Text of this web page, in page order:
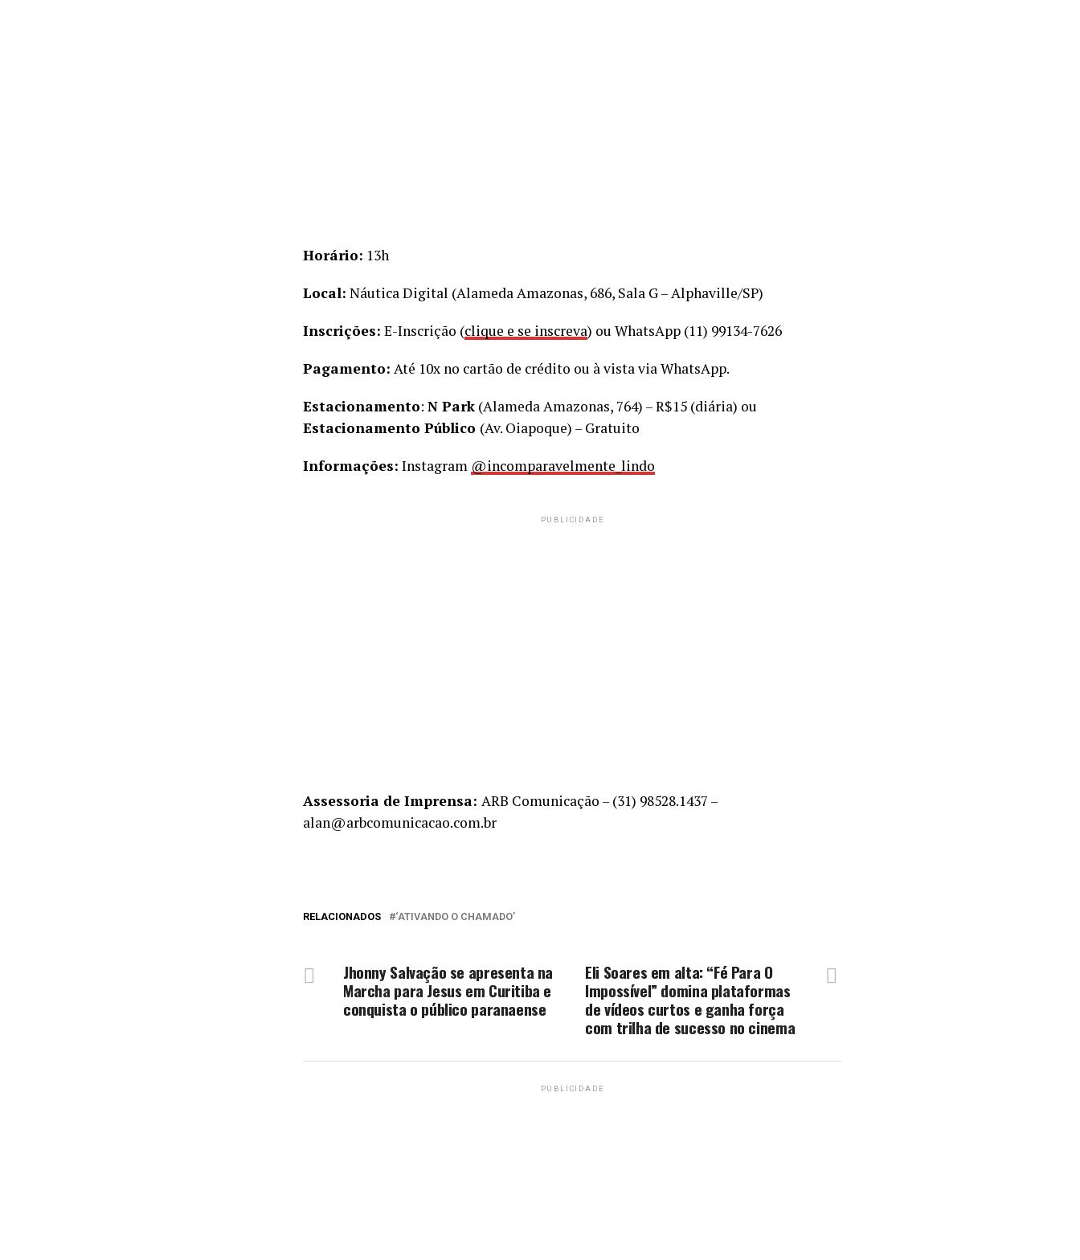
Horário: 13h
Local: Náutica Digital (Alameda Amazonas, 686, Sala G – Alphaville/SP)
Inscrições: E-Inscrição (clique e se inscreva) ou WhatsApp (11) 99134-7626
Pagamento: Até 10x no cartão de crédito ou à vista via WhatsApp.
Estacionamento: N Park (Alameda Amazonas, 764) – R$15 (diária) ou
Estacionamento Público (Av. Oiapoque) – Gratuito
Informações: Instagram @incomparavelmente_lindo
PUBLICIDADE
Assessoria de Imprensa: ARB Comunicação – (31) 98528.1437 –
alan@arbcomunicacao.com.br
RELACIONADOS ‘ATIVANDO O CHAMADO’
Eli Soares em alta: “Fé Para O
Impossível” domina plataformas
de vídeos curtos e ganha força
com trilha de sucesso no cinema
Jhonny Salvação se apresenta na
Marcha para Jesus em Curitiba e
conquista o público paranaense
PUBLICIDADE